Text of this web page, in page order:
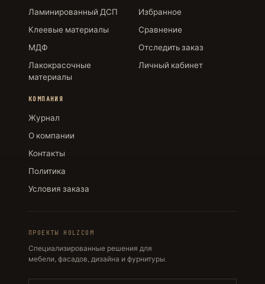
Ламинированный ДСП
Клеевые материалы
МДФ
Лакокрасочные
материалы
Избранное
Сравнение
Отследить заказ
Личный кабинет
КОМПАНИЯ
Журнал
О компании
Контакты
Политика
Условия заказа
ПРОЕКТЫ HOLZCOM
Специализированные решения для
мебели, фасадов, дизайна и фурнитуры.